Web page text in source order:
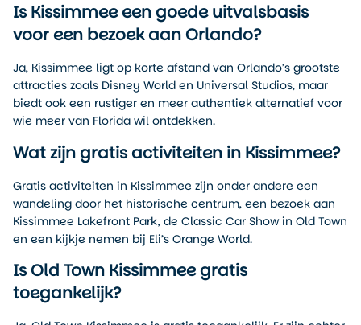
Is Kissimmee een goede uitvalsbasis
voor een bezoek aan Orlando?
Ja, Kissimmee ligt op korte afstand van Orlando’s grootste
attracties zoals Disney World en Universal Studios, maar
biedt ook een rustiger en meer authentiek alternatief voor
wie meer van Florida wil ontdekken.
Wat zijn gratis activiteiten in Kissimmee?
Gratis activiteiten in Kissimmee zijn onder andere een
wandeling door het historische centrum, een bezoek aan
Kissimmee Lakefront Park, de Classic Car Show in Old Town
en een kijkje nemen bij Eli’s Orange World.
Is Old Town Kissimmee gratis
toegankelijk?